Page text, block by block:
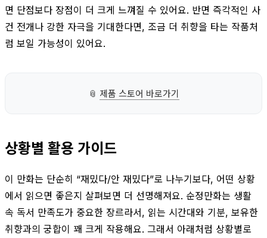
면 단점보다 장점이 더 크게 느껴질 수 있어요. 반면 즉각적인 사
건 전개나 강한 자극을 기대한다면, 조금 더 취향을 타는 작품처
럼 보일 가능성이 있어요.
📎 제품 스토어 바로가기
상황별 활용 가이드
이 만화는 단순히 “재밌다/안 재밌다”로 나누기보다, 어떤 상황
에서 읽으면 좋은지 살펴보면 더 선명해져요. 순정만화는 생활
속 독서 만족도가 중요한 장르라서, 읽는 시간대와 기분, 보유한
취향과의 궁합이 꽤 크게 작용해요. 그래서 아래처럼 상황별로